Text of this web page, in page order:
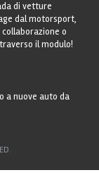
di vetture
dal motorsport,
o
il modulo!
a nuove auto da